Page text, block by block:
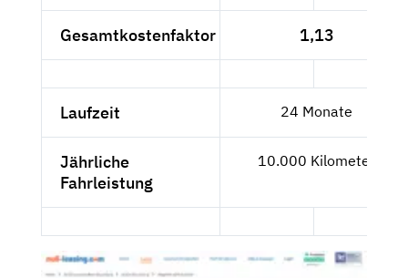
Gesamtkostenfaktor 1,13
Laufzeit 24 Monate
Jährliche
Fahrleistung
10.000 Kilometer